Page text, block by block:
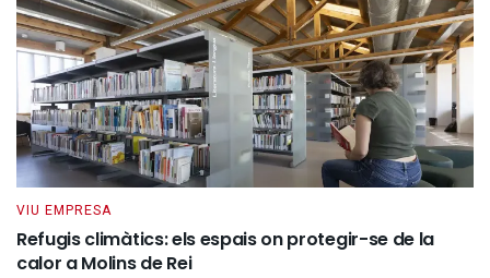
VIU EMPRESA
Refugis climàtics: els espais on protegir-se de la
calor a Molins de Rei